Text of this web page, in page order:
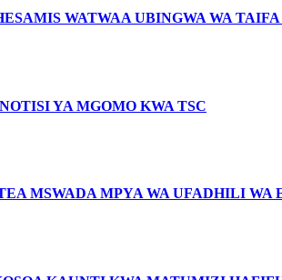
WATWAA UBINGWA WA TAIFA
YA MGOMO KWA TSC
MSWADA MPYA WA UFADHILI WA